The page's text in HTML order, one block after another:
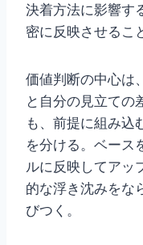
決着方法に影響す
密に反映させるこ
価値判断の中心は、
と自分の見立ての
も、前提に組み込
を分ける。ベース
ルに反映してアッ
的な浮き沈みをな
びつく。